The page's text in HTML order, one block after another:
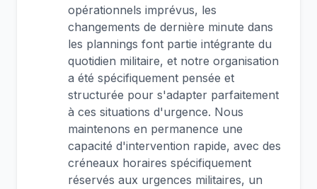
opérationnels imprévus, les
changements de dernière minute dans
les plannings font partie intégrante du
quotidien militaire, et notre organisation
a été spécifiquement pensée et
structurée pour s'adapter parfaitement
à ces situations d'urgence. Nous
maintenons en permanence une
capacité d'intervention rapide, avec des
créneaux horaires spécifiquement
réservés aux urgences militaires, un